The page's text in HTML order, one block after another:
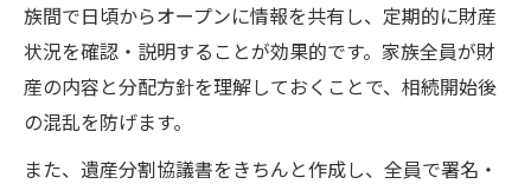
族間で日頃からオープンに情報を共有し、定期的に財産
状況を確認・説明することが効果的です。家族全員が財
産の内容と分配方針を理解しておくことで、相続開始後
の混乱を防げます。
また、遺産分割協議書をきちんと作成し、全員で署名・